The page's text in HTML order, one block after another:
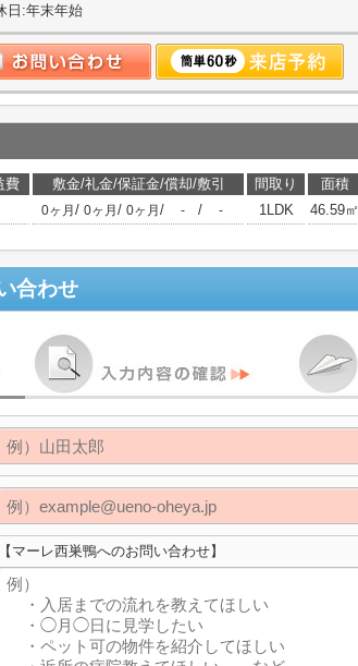
日:年末年始
費 敷金/礼金/保証金/償却/敷引 間取り 面積
0ヶ月 / 0ヶ月 / 0ヶ月 / - / - 1LDK 46.59㎡
合わせ
【マーレ西巣鴨へのお問い合わせ】